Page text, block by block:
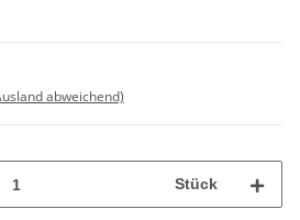
abweichend)
Stück